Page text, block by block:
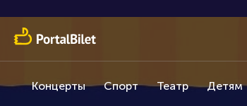
Концерты Спорт Театр Детям